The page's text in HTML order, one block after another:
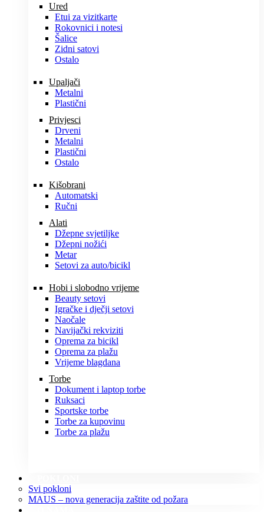
Ured
Etui za vizitkarte
Rokovnici i notesi
Šalice
Zidni satovi
Ostalo
Upaljači
Metalni
Plastični
Privjesci
Drveni
Metalni
Plastični
Ostalo
Kišobrani
Automatski
Ručni
Alati
Džepne svjetiljke
Džepni nožići
Metar
Setovi za auto/bicikl
Hobi i slobodno vrijeme
Beauty setovi
Igračke i dječji setovi
Naočale
Navijački rekviziti
Oprema za bicikl
Oprema za plažu
Vrijeme blagdana
Torbe
Dokument i laptop torbe
Ruksaci
Sportske torbe
Torbe za kupovinu
Torbe za plažu
Svi pokloni
MAUS – nova generacija zaštite od požara